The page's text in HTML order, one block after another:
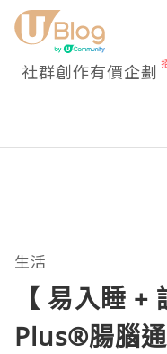
社群創作有價企劃
生活
【 易入睡
Plus®腸腦